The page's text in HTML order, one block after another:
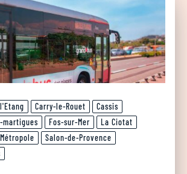
Carry-le-Rouet
Cassis
Fos-sur-Mer
La Ciotat
Métropole
Salon-de-Provence